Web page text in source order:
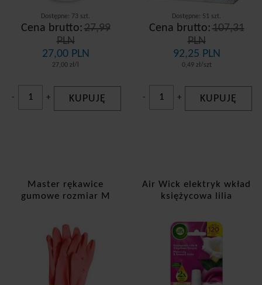
Dostępne: 73 szt.
Cena brutto: 27,99
PLN
27,00 PLN
27,00 zł/l
- + KUPUJĘ
Dostępne: 51 szt.
Cena brutto: 107,31
PLN
92,25 PLN
0,49 zł/szt
- + KUPUJĘ
Master rękawice
gumowe rozmiar M
Air Wick elektryk wkład
księżycowa lilia